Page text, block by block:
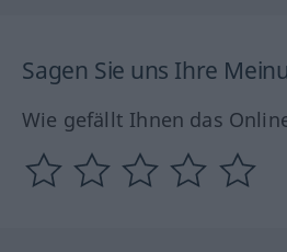
Sagen Sie uns Ihre
Wie gefällt Ihnen das